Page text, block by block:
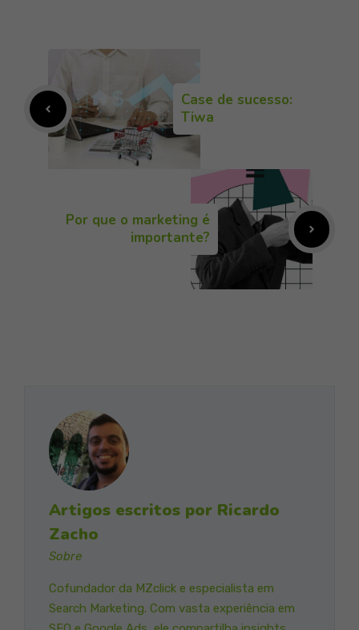
Case de sucesso:
Tiwa
Por que o marketing é
importante?
Artigos escritos por Ricardo
Zacho
Sobre
Cofundador da MZclick e especialista em
Search Marketing. Com vasta experiência em